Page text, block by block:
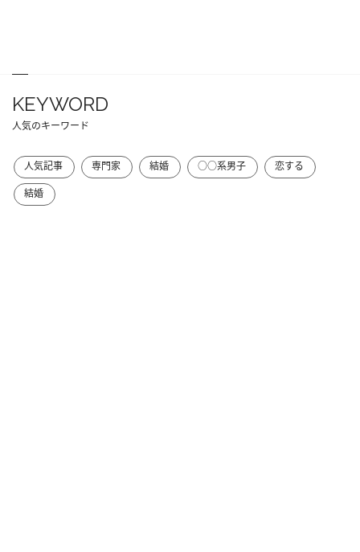
KEYWORD
人気のキーワード
人気記事 専門家 結婚 ○○系男子
恋する
結婚